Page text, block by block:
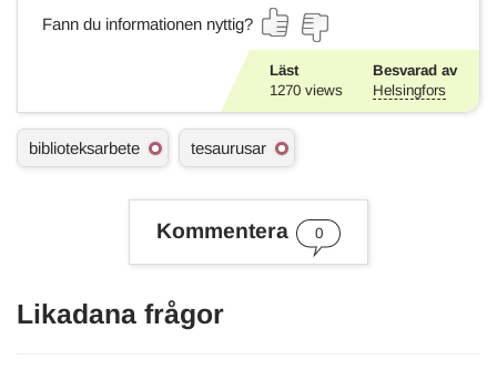
Fann du informationen nyttig?
Läst
1270 views
Besvarad av
Helsingfors
Ä
m
biblioteksarbete tesaurusar
Kommentera 0
Likadana frågor